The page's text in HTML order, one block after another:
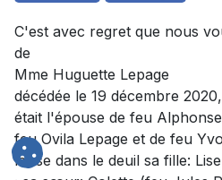
C'est avec regret que nous
de
Mme Huguette Lepage
décédée le 19 décembre
était l'épouse de feu
feu Ovila Lepage et de feu
laisse dans le deuil sa fille: